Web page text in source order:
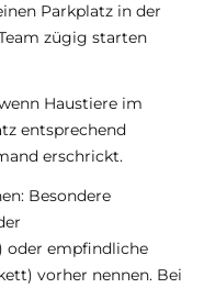
Parkplatz in der
zügig starten
Haustiere im
entsprechend
erschrickt.
Besondere
oder empfindliche
vorher nennen. Bei